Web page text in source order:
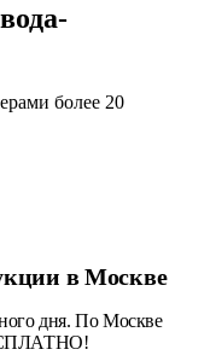
более 20
в Москве
дня. По Москве